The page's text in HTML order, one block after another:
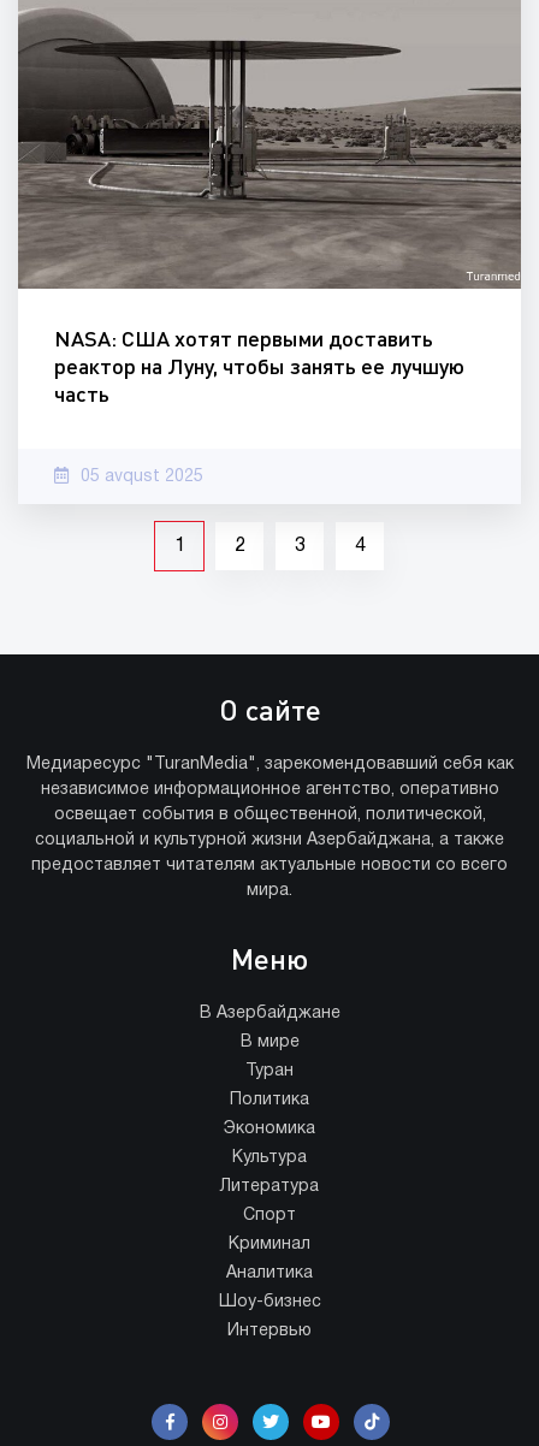
NASA: США хотят первыми доставить
реактор на Луну, чтобы занять ее лучшую
часть
05 avqust 2025
1 2 3 4
О сайте
Медиаресурс "TuranMedia", зарекомендовавший себя как
независимое информационное агентство, оперативно
освещает события в общественной, политической,
социальной и культурной жизни Азербайджана, а также
предоставляет читателям актуальные новости со всего
мира.
Меню
В Азербайджане
В мире
Туран
Политика
Экономика
Культура
Литература
Спорт
Криминал
Аналитика
Шоу-бизнес
Интервью